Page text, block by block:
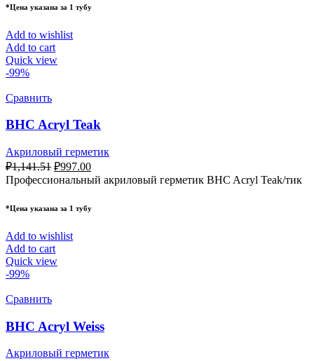
*Цена указана за 1 тубу
Add to wishlist
Add to cart
Quick view
-99%
Сравнить
BHC Acryl Teak
Акриловый герметик
₽1,141.51 ₽997.00
Профессиональный акриловый герметик BHC Acryl Teak/тик
*Цена указана за 1 тубу
Add to wishlist
Add to cart
Quick view
-99%
Сравнить
BHC Acryl Weiss
Акриловый герметик